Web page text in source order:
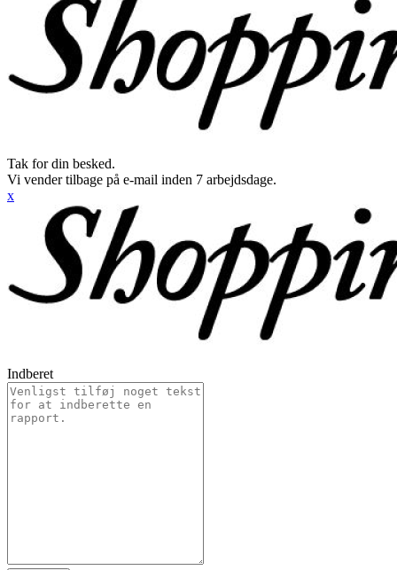
Tak for din besked.
Vi vender tilbage på e-mail inden 7 arbejdsdage.
x
Indberet